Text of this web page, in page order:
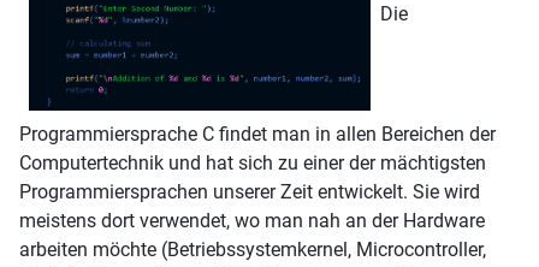
Die
Programmiersprache C findet man in allen Bereichen der
Computertechnik und hat sich zu einer der mächtigsten
Programmiersprachen unserer Zeit entwickelt. Sie wird
meistens dort verwendet, wo man nah an der Hardware
arbeiten möchte (Betriebssystemkernel, Microcontroller,